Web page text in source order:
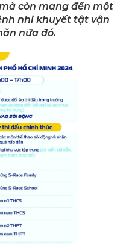
còn mang đến một
nhi khuyết tật vận
nữa đó.